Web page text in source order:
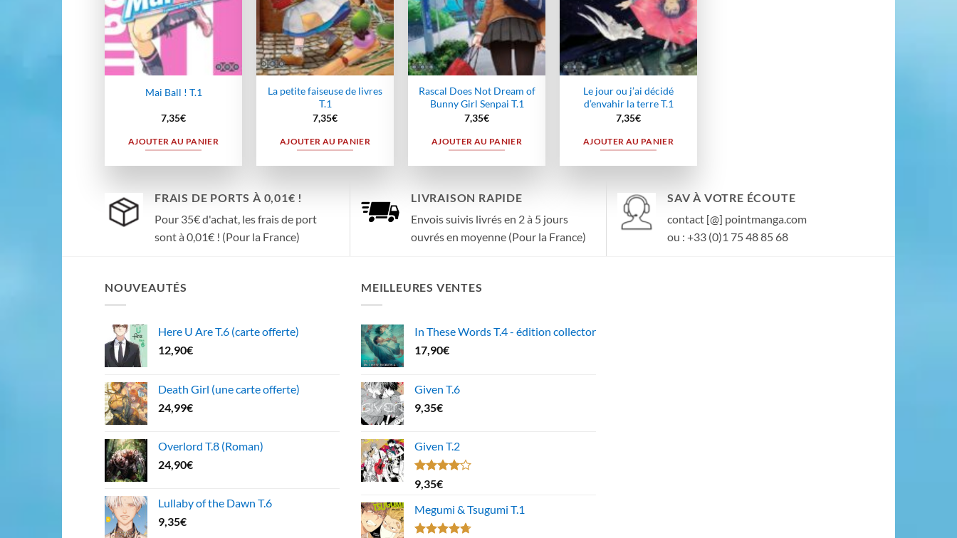
Mai Ball ! T.1
7,35€
AJOUTER AU PANIER
La petite faiseuse de livres
T.1
7,35€
AJOUTER AU PANIER
Rascal Does Not Dream of
Bunny Girl Senpai T.1
7,35€
AJOUTER AU PANIER
Le jour ou j’ai décidé
d’envahir la terre T.1
7,35€
AJOUTER AU PANIER
FRAIS DE PORTS À 0,01€ !
Pour 35€ d'achat, les frais de port
sont à 0,01€ ! (Pour la France)
LIVRAISON RAPIDE
Envois suivis livrés en 2 à 5 jours
ouvrés en moyenne (Pour la France)
SAV À VOTRE ÉCOUTE
contact [@] pointmanga.com
ou : +33 (0)1 75 48 85 68
NOUVEAUTÉS
Here U Are T.6 (carte offerte)
12,90€
Death Girl (une carte offerte)
24,99€
Overlord T.8 (Roman)
24,90€
Lullaby of the Dawn T.6
9,35€
MEILLEURES VENTES
In These Words T.4 - édition collector
17,90€
Given T.6
9,35€
Given T.2
Note
4.00
5
9,35€
Megumi & Tsugumi T.1